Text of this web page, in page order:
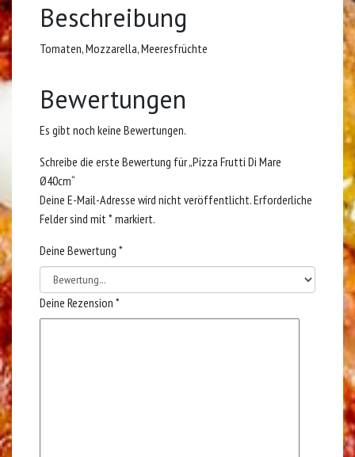
Beschreibung
Tomaten, Mozzarella, Meeresfrüchte
Bewertungen
Es gibt noch keine Bewertungen.
Schreibe die erste Bewertung für „Pizza Frutti Di Mare
Ø40cm“
Deine E-Mail-Adresse wird nicht veröffentlicht.Erforderliche
Felder sind mit *markiert.
Deine Bewertung *
Deine Rezension *